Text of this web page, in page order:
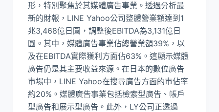
形，特別聚焦於其媒體廣告事業。透過分析最
新的財報，LINE Yahoo公司整體營業額達到1
兆3,468億日圓，調整後EBITDA為3,131億日
圓。其中，媒體廣告事業佔總營業額39%，以
及在EBITDA實際獲利方面佔63%。這顯示媒體
廣告仍是其主要收益來源。在日本的數位廣告
市場中，LINE Yahoo在搜尋廣告方面的市佔率
約20%。媒體廣告事業包括檢索型廣告、帳戶
型廣告和展示型廣告。此外，LY公司正透過